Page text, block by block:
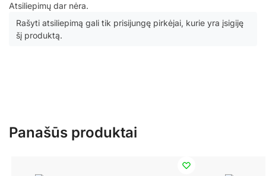
Atsiliepimų dar nėra.
Rašyti atsiliepimą gali tik prisijungę pirkėjai, kurie yra įsigiję
šį produktą.
Panašūs produktai